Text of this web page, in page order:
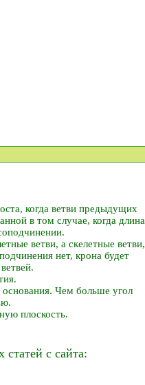
когда ветви предыдущих
в том случае, когда длина
ветви, а скелетные ветви,
нет, крона будет
основания. Чем больше угол
плоскость.
с сайта: